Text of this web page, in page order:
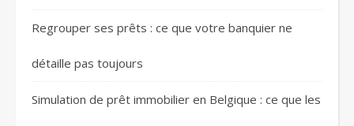
Regrouper ses prêts : ce que votre banquier ne
détaille pas toujours
Simulation de prêt immobilier en Belgique : ce que les